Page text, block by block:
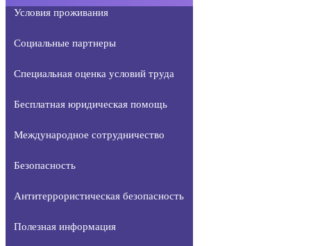
Условия проживания
Социальные партнеры
Специальная оценка условий труда
Бесплатная юридическая помощь
Международное сотрудничество
Безопасность
Антитеррористическая безопасность
Полезная информация